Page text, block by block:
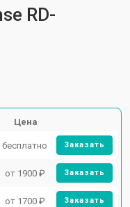
RD-
Цена
бесплатно Заказать
от 1900 ₽ Заказать
от 1700 ₽ Заказать